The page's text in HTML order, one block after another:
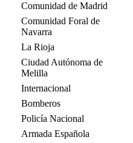
Comunidad de Madrid
Comunidad Foral de
Navarra
La Rioja
Ciudad Autónoma de
Melilla
Internacional
Bomberos
Policía Nacional
Armada Española